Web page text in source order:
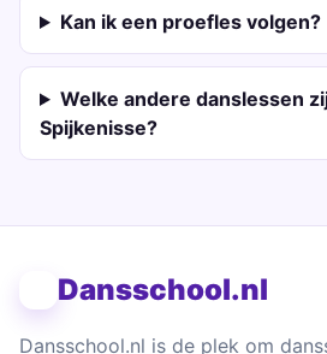
Kan ik een proefles volgen?
Welke andere danslessen
Spijkenisse?
Dansschool.nl
Dansschool.nl is de plek om